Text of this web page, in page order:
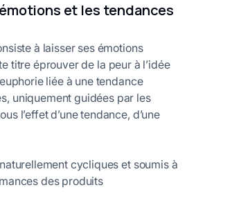
et les tendances
à laisser ses émotions
titre éprouver de la peur à l’idée
liée à une tendance
uniquement guidées par les
l’effet d’une tendance, d’une
cycliques et soumis à
des produits